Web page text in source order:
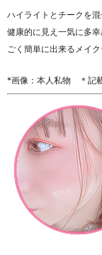
ハイライトとチークを
健康的に見え一気に多
ごく簡単に出来るメイ
*画像：本人私物 ＊記